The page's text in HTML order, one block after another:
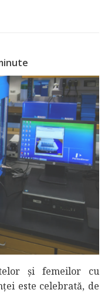
și femeilor cu
este celebrată, de